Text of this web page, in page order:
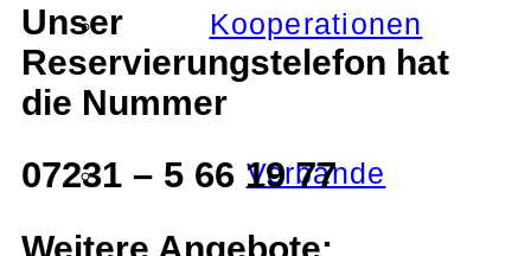
Kooperationen
Verbände
Unser
Reservierungstelefon hat
die Nummer
07231 – 5 66 19 77